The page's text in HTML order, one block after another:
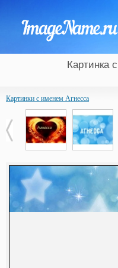
Картинка
Картинки с именем Агнесса